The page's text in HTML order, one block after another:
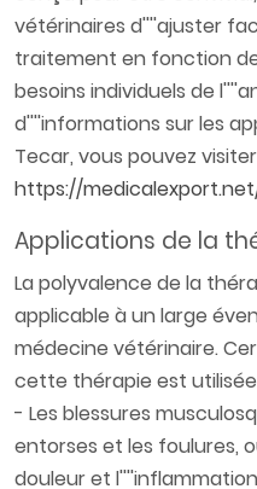
vétérinaires d''''ajuster
traitement en fonction
besoins individuels de
d''''informations sur les
Tecar, vous pouvez visiter
https://
Applications de la
La polyvalence de la
applicable à un large
médecine vétérinaire.
cette thérapie est
- Les blessures
entorses et les foulures,
douleur et